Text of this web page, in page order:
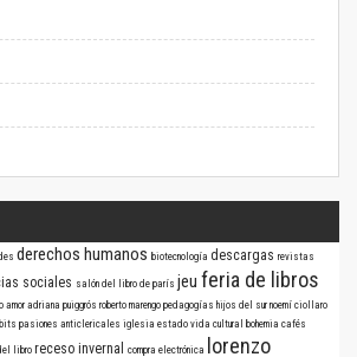
derechos humanos biotecnología descargas revistas
sociales salón del libro de parís jeu feria de libros
amor adriana puiggrós roberto marengo pedagogías hijos del sur noemí ciollaro
pasiones anticlericales iglesia estado vida cultural bohemia cafés
libroreceso invernal compra electrónica
lorenzo